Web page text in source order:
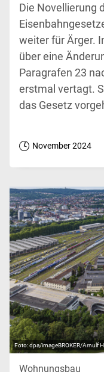
Die Novellierung
weiter für Ärger.
über eine
Paragrafen 23
erstmal vertagt.
das Gesetz
November 2024
dpa/imageBROKER/Arnulf
Wohnungsbau